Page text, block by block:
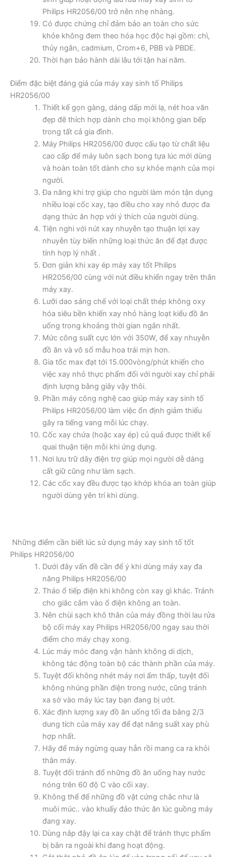
Philips HR2056/00 trở nên nhẹ nhàng.
Có được chứng chỉ đảm bảo an toàn cho sức
khỏe không đem theo hóa học độc hại gồm: chì,
thủy ngân, cadmium, Crom+6, PBB và PBDE.
Thời hạn bảo hành dài lâu tới tận hai năm.
Điểm đặc biệt đáng giá của máy xay sinh tố Philips
HR2056/00
Thiết kế gọn gàng, dáng dấp mới lạ, nét hoa văn
đẹp đẽ thích hợp dành cho mọi không gian bếp
trong tất cả gia đình.
Máy Philips HR2056/00 được cấu tạo từ chất liệu
cao cấp để máy luôn sạch bong tựa lúc mới dùng
và hoàn toàn tốt dành cho sự khỏe mạnh của mọi
người.
Đa năng khi trợ giúp cho người làm món tận dụng
nhiều loại cốc xay, tạo điều cho xay nhỏ được đa
dạng thức ăn hợp với ý thích của người dùng.
Tiện nghi với nút xay nhuyễn tạo thuận lợi xay
nhuyễn tùy biến những loại thức ăn để đạt được
tính hợp lý nhất .
Đơn giản khi xay ép máy xay tốt Philips
HR2056/00 cùng với nút điều khiển ngay trên thân
máy xay.
Lưỡi dao sáng chế với loại chất thép không oxy
hóa siêu bền khiến xay nhỏ hàng loạt kiểu đồ ăn
uống trong khoảng thời gian ngắn nhất.
Mức công suất cực lớn với 350W, để xay nhuyễn
đồ ăn và vô số mẫu hoa trái mịn hơn.
Gia tốc max đạt tới 15.000vòng/phút khiến cho
việc xay nhỏ thực phẩm đối với người xay chỉ phải
định lượng bằng giây vậy thôi.
Phần máy công nghệ cao giúp máy xay sinh tố
Philips HR2056/00 làm việc ổn định giảm thiểu
gây ra tiếng vang mỗi lúc chạy.
Cốc xay chứa (hoặc xay ép) củ quả được thiết kế
quai thuận tiện mỗi khi ứng dụng.
Nơi lưu trữ dây điện trợ giúp mọi người dễ dàng
cất giữ cũng như làm sạch.
Các cốc xay đều được tạo khớp khóa an toàn giúp
người dùng yên trí khi dùng.
Những điểm cần biết lúc sử dụng máy xay sinh tố tốt
Philips HR2056/00
Dưới đây vấn đề cần để ý khi dùng máy xay đa
năng Philips HR2056/00
Tháo ổ tiếp điện khi không còn xay gì khác. Tránh
cho giắc cắm vào ổ điện không an toàn.
Nên chùi sạch khô thân của máy đồng thời lau rửa
bộ cối máy xay Philips HR2056/00 ngay sau thời
điểm cho máy chạy xong.
Lúc máy móc đang vận hành không di dịch,
không tác động toàn bộ các thành phần của máy.
Tuyệt đối không nhét máy nơi ẩm thấp, tuyệt đối
không nhúng phần điện trong nước, cũng tránh
xa sờ vào máy lúc tay bạn đang bị ướt.
Xác định lượng xay đồ ăn uống tối đa bằng 2/3
dung tích của máy xay để đạt năng suất xay phù
hợp nhất.
Hãy để máy ngừng quay hẳn rồi mang ca ra khỏi
thân máy.
Tuyệt đối tránh đổ những đồ ăn uống hay nước
nóng trên 60 độ C vào cối xay.
Không thể để những đồ vật cứng chắc như là
muôi múc.. vào khuấy đảo thức ăn lúc guồng máy
đang xay.
Dùng nắp đậy lại ca xay chặt để tránh thực phẩm
bị bắn ra ngoài khi đang hoạt động.